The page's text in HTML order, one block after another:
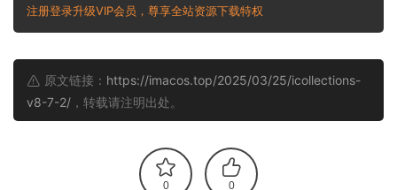
注册登录升级VIP会员，尊享全站资源下载特权
原文链接： https://imacos.top/2025/03/25/icollections-
v8-7-2/ ，转载请注明出处。
0 0